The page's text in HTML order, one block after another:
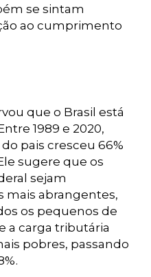
se sintam
ao cumprimento
que o Brasil está
1989 e 2020,
pais cresceu 66%
sugere que os
sejam
mais abrangentes,
os pequenos de
a carga tributária
pobres, passando